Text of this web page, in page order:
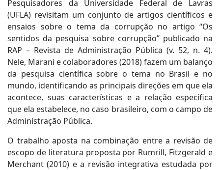
Pesquisadores da Universidade Federal de Lavras
(UFLA) revisitam um conjunto de artigos científicos e
ensaios sobre o tema da corrupção no artigo “Os
sentidos da pesquisa sobre corrupção” publicado na
RAP – Revista de Administração Pública (v. 52, n. 4).
Nele, Marani e colaboradores (2018) fazem um balanço
da pesquisa científica sobre o tema no Brasil e no
mundo, identificando as principais direções em que ela
acontece, suas características e a relação específica
que ela estabelece, no caso brasileiro, com o campo de
Administração Pública.
O trabalho aposta na combinação entre a revisão de
escopo de literatura proposta por Rumrill, Fitzgerald e
Merchant (2010) e a revisão integrativa estudada por